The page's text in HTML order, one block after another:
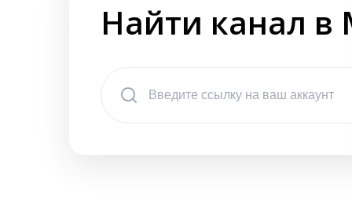
Найти канал в